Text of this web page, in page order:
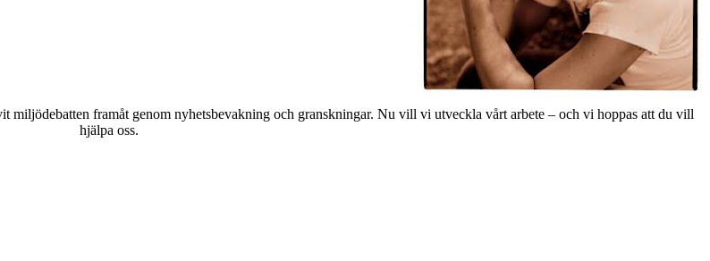
framåt genom nyhetsbevakning och granskningar. Nu vill vi utveckla vårt arbete – och vi hoppas att du vill
hjälpa oss.